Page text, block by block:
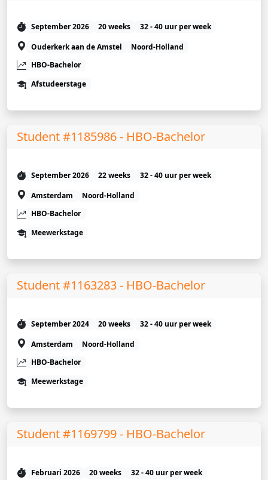
September 2026 20 weeks
32 - 40 uur per week
Ouderkerk aan de Amstel
Noord-Holland
HBO-Bachelor
Afstudeerstage
Student #1185986 - HBO-Bachelor
September 2026 22 weeks
32 - 40 uur per week
Amsterdam
Noord-Holland
HBO-Bachelor
Meewerkstage
Student #1163283 - HBO-Bachelor
September 2024 20 weeks
32 - 40 uur per week
Amsterdam
Noord-Holland
HBO-Bachelor
Meewerkstage
Student #1169799 - HBO-Bachelor
Februari 2026 20 weeks
32 - 40 uur per week